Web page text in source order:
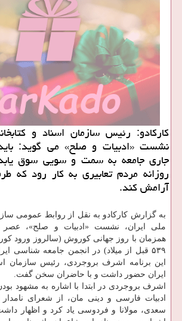
كاركادو: رئیس سازمان اسناد و
نشست «ادبیات و صلح» می گوید:
جاری جامعه به سمت و سویی سوق
روزانه مردم تعابیری به كار رود كه
آرامش كند.
به گزارش كاركادو به نقل از روابط عمومی
ملی ایران، نشست «ادبیات و صلح»، عصر
همزمان با روز جهانی كوروش (سالروز ورود
۵۳۹ قبل از میلاد) در انجمن جامعه شناسی
این برنامه اشرف بروجردی، رئیس سازمان
ایران حضور داشت و با حاضران سخن گفت.
اشرف بروجردی در ابتدا با اشاره به مشهود
ادبیات فارسی و دینی مان، از شعرای
سعدی، مولانا و فردوسی یاد كرد و اظهار